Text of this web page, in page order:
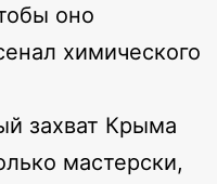
оно
химического
захват Крыма
мастерски,